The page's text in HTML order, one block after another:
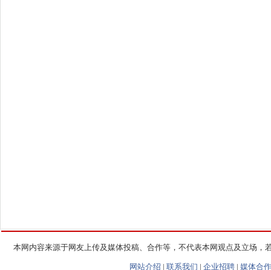
本网内容来源于网友上传及媒体投稿、合作等，不代表本网观点及立场
网站介绍 | 联系我们 | 企业招聘 | 媒体合作